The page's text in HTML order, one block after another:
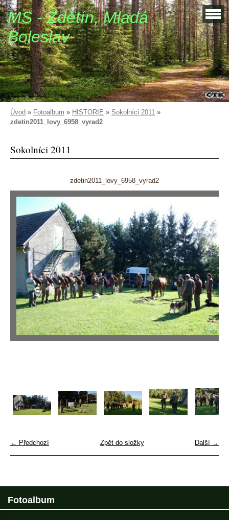
MS - Zdětín, Mladá
Boleslav
Úvod » Fotoalbum » HISTORIE » Sokolníci 2011 »
zdetin2011_lovy_6958_vyrad2
Sokolníci 2011
zdetin2011_lovy_6958_vyrad2
← Předchozí Další →
Zpět do složky
Fotoalbum